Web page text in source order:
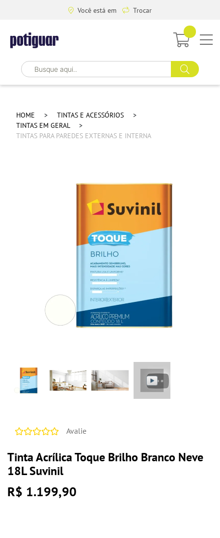
Você está em Trocar
HOME
TINTAS E ACESSÓRIOS
TINTAS EM GERAL
TINTAS PARA PAREDES EXTERNAS E INTERNA
Avalie
Tinta Acrílica Toque Brilho Branco Neve
18L Suvinil
R$ 1.199,90